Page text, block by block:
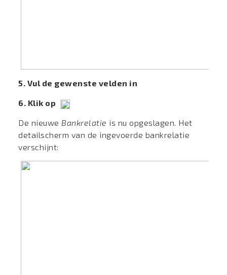
5. Vul de gewenste velden in
6. Klik op
De nieuwe Bankrelatie is nu opgeslagen. Het
detailscherm van de ingevoerde bankrelatie
verschijnt: